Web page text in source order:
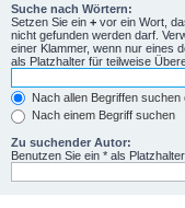
Suche nach Wörtern:
Setzen Sie ein + vor ein Wort,
nicht gefunden werden darf.
einer Klammer, wenn nur eines
als Platzhalter für teilweise
Nach allen Begriffen
Nach einem Begriff suchen
Zu suchender Autor:
Benutzen Sie ein * als